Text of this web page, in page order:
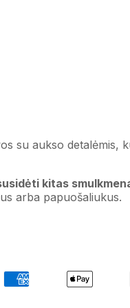
su aukso detalėmis,
kitas
arba papuošaliukus.